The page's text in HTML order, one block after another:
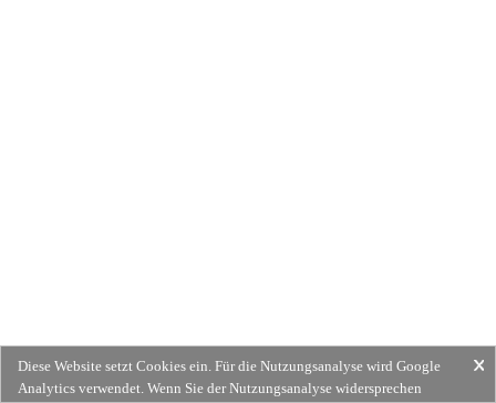
Diese Website setzt Cookies ein. Für die Nutzungsanalyse wird Google
Analytics verwendet. Wenn Sie der Nutzungsanalyse widersprechen